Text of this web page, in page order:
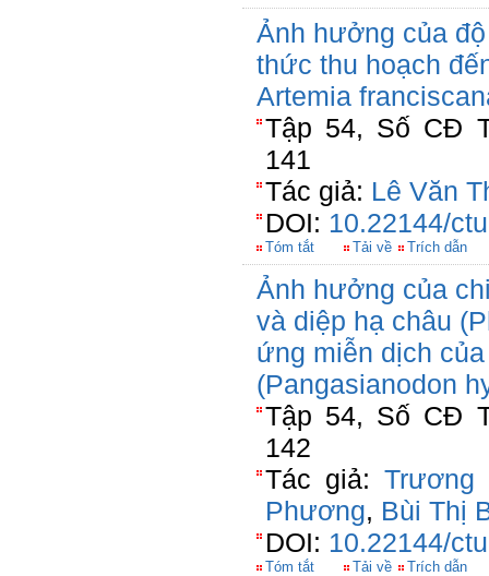
Ảnh hưởng của
thức thu hoạch
Artemia
Tập 54, Số CĐ
141
Tác giả: Lê Văn
DOI: 10.22144/
Tóm tắt Tải về Trích dẫn
Ảnh hưởng của
và diệp hạ châu
ứng miễn dịch
(Pangasianodon
Tập 54, Số CĐ
142
Tác giả: Trương
Phương, Bùi Thị
DOI: 10.22144/
Tóm tắt Tải về Trích dẫn